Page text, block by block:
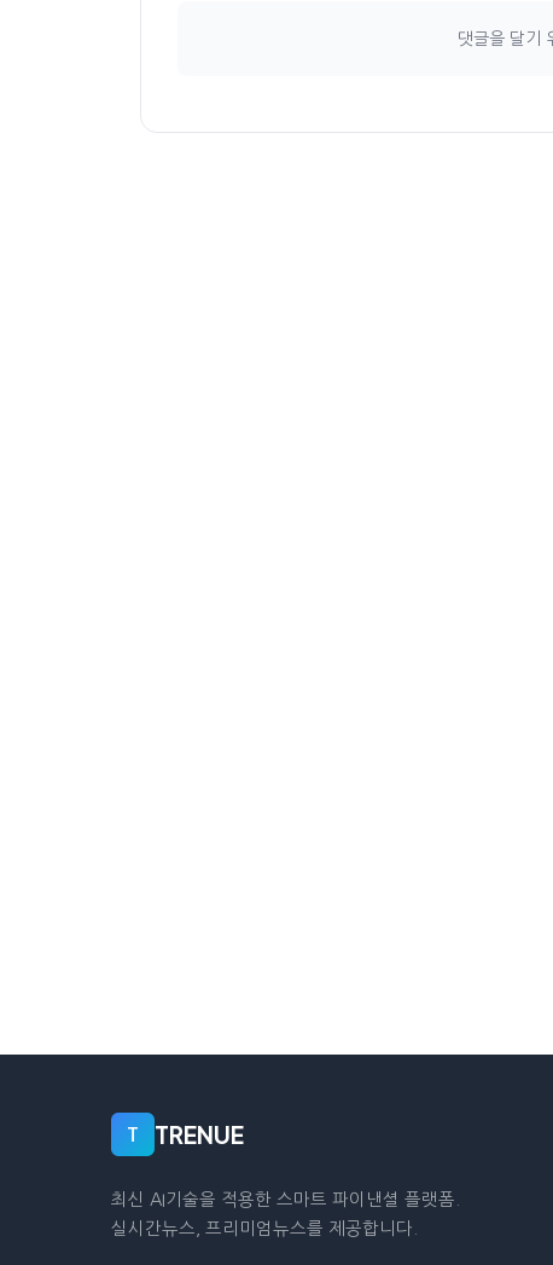
댓글을 달기
T TRENUE
최신 AI기술을 적용한 스마트 파이낸셜 플랫폼.
실시간뉴스, 프리미엄뉴스를 제공합니다.